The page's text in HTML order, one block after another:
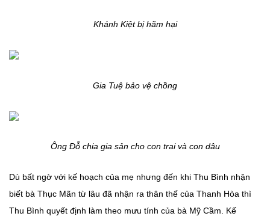
Khánh Kiệt bị hãm hại
Gia Tuệ bảo vệ chồng
Ông Đỗ chia gia sản cho con trai và con dâu
Dù bất ngờ với kế hoạch của mẹ nhưng đến khi Thu Bình nhận
biết bà Thục Mãn từ lâu đã nhận ra thân thế của Thanh Hòa thì
Thu Bình quyết định làm theo mưu tính của bà Mỹ Cầm. Kế